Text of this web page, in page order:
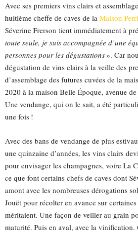
Avec ses premiers vins clairs et
huitième cheffe de caves de la Maison
Séverine Frerson tient immédiatement à
toute seule, je suis accompagnée d’une
personnes pour les dégustations». Car
dégustation de vins clairs à la veille des
d’assemblage des futures cuvées de la
2020 à la maison Belle Époque, avenue
Une vendange, qui on le sait, a été
une fois !
Avec des bans de vendange de plus
une quinzaine d’années, les vins clairs
pour envisager les champagnes, voire La
ce que font certains chefs de caves dont
amont avec les nombreuses dérogations
Jouët pour récolter en avance sur
méritaient. Une façon de veiller au grain
maturité. Puis en aval, avec la vinification.